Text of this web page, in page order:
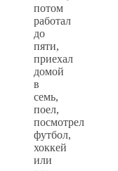
потом
работал
до
пяти,
приехал
домой
в
семь,
поел,
посмотрел
футбол,
хоккей
или